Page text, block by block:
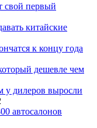
свой первый
китайские
к концу года
дешевле чем
у дилеров выросли
автосалонов